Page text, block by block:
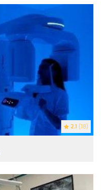
2.1 (18)